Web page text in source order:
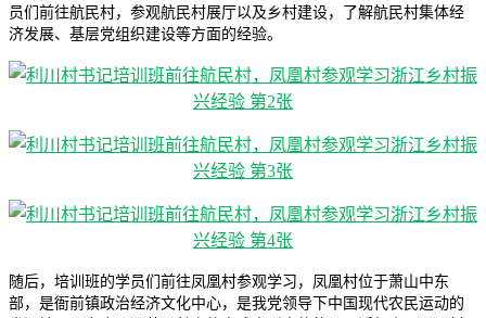
员们前往航民村，参观航民村展厅以及乡村建设，了解航民村集体经
济发展、基层党组织建设等方面的经验。
随后，培训班的学员们前往凤凰村参观学习，凤凰村位于萧山中东
部，是衙前镇政治经济文化中心，是我党领导下中国现代农民运动的